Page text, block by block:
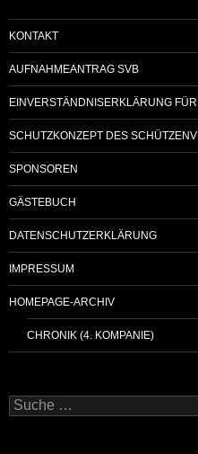
KONTAKT
AUFNAHMEANTRAG SVB
EINVERSTÄNDNISERKLÄRUNG
SCHUTZKONZEPT DES
SPONSOREN
GÄSTEBUCH
DATENSCHUTZERKLÄRUNG
IMPRESSUM
HOMEPAGE-ARCHIV
CHRONIK (4. KOMPANIE)
Suche
nach: